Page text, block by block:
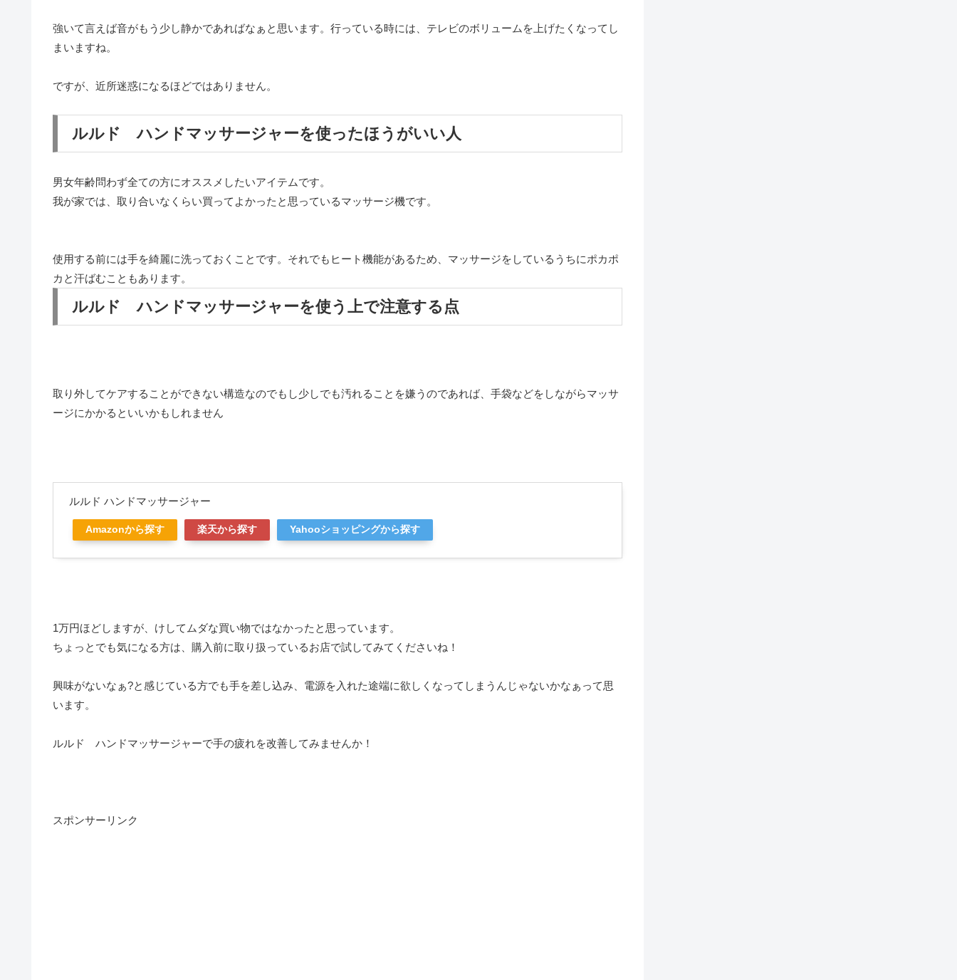
強いて言えば音がもう少し静かであればなぁと思います。行っている時には、テレビのボリュームを上げたくなってし
まいますね。
ですが、近所迷惑になるほどではありません。
ルルド ハンドマッサージャーを使ったほうがいい人
男女年齢問わず全ての方にオススメしたいアイテムです。
我が家では、取り合いなくらい買ってよかったと思っているマッサージ機です。
使用する前には手を綺麗に洗っておくことです。それでもヒート機能があるため、マッサージをしているうちにポカポ
カと汗ばむこともあります。
ルルド ハンドマッサージャーを使う上で注意する点
取り外してケアすることができない構造なのでもし少しでも汚れることを嫌うのであれば、手袋などをしながらマッサ
ージにかかるといいかもしれません
ルルド ハンドマッサージャー
Amazonから探す 楽天から探す Yahooショッピングから探す
1万円ほどしますが、けしてムダな買い物ではなかったと思っています。
ちょっとでも気になる方は、購入前に取り扱っているお店で試してみてくださいね！
興味がないなぁ?と感じている方でも手を差し込み、電源を入れた途端に欲しくなってしまうんじゃないかなぁって思
います。
ルルド ハンドマッサージャーで手の疲れを改善してみませんか！
スポンサーリンク